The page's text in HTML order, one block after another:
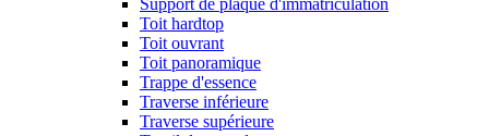
Support de plaque d'immatriculation
Toit hardtop
Toit ouvrant
Toit panoramique
Trappe d'essence
Traverse inférieure
Traverse supérieure